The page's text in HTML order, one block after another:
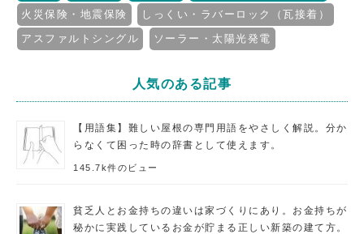
火災保険・地震保険
しっくい・ラバーロック（瓦接着）
アスファルトシングル
ソーラー・太陽光発電
人気のある記事
【用語集】難しい屋根の専門用語をやさしく解説。分か
らなくて困った時の辞書として使えます。
145.7k件のビュー
貧乏人とお金持ちの違いは家づくりにあり。お金持ちが
秘かに実践しているお金が貯まる正しい新築の建て方。